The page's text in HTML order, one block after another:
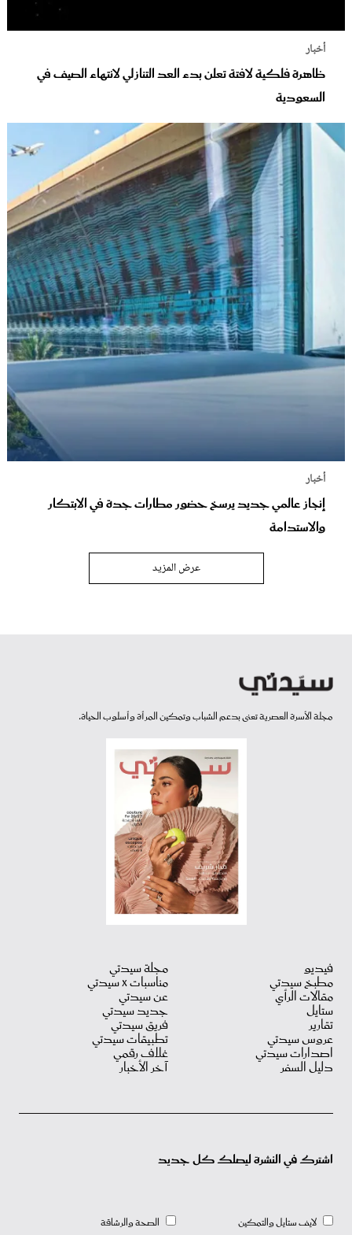
أخبار
ظاهرة فلكية لافتة تعلن بدء العد التنازلي لانتهاء الصيف في
السعودية
أخبار
إنجاز عالمي جديد يرسخ حضور مطارات جدة في الابتكار
والاستدامة
عرض المزيد
مجلة الأسرة العصرية تعنى بدعم الشباب وتمكين المرأة وأسلوب الحياة.
فيديو
مطبخ سيدتي
مقالات الرأي
ستايل
تقارير
عروس سيدتي
اصدارات سيدتي
دليل السفر
مجلة سيدتي
مناسبات X سيدتي
عن سيدتي
جديد سيدتي
فريق سيدتي
تطبيقات سيدتي
غلاف رقمي
آخر الأخبار
اشترك في النشرة ليصلك كل جديد
لايف ستايل والتمكين
الصحة والرشاقة